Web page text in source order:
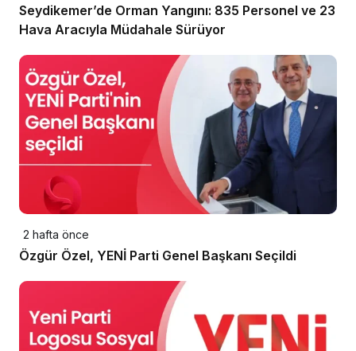
Seydikemer’de Orman Yangını: 835 Personel ve 23
Hava Aracıyla Müdahale Sürüyor
2 hafta önce
Özgür Özel, YENİ Parti Genel Başkanı Seçildi